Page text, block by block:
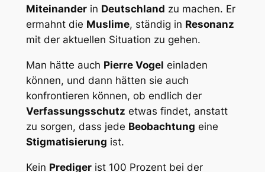
Miteinanderin Deutschland zu machen. Er
ermahnt die Muslime, ständig in Resonanz
mit der aktuellen Situation zu gehen.
Man hätte auch Pierre Vogel einladen
können, und dann hätten sie auch
konfrontieren können, ob endlich der
Verfassungsschutz etwas findet, anstatt
zu sorgen, dass jede Beobachtung eine
Stigmatisierung ist.
Kein Predigerist 100 Prozent bei der